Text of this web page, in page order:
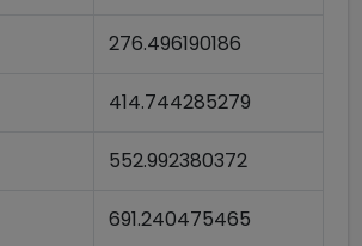
276.496190186
414.744285279
552.992380372
691.240475465